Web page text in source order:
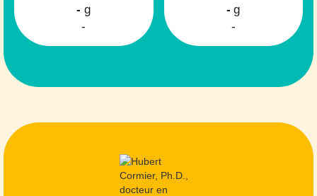
- g
-
- g
-